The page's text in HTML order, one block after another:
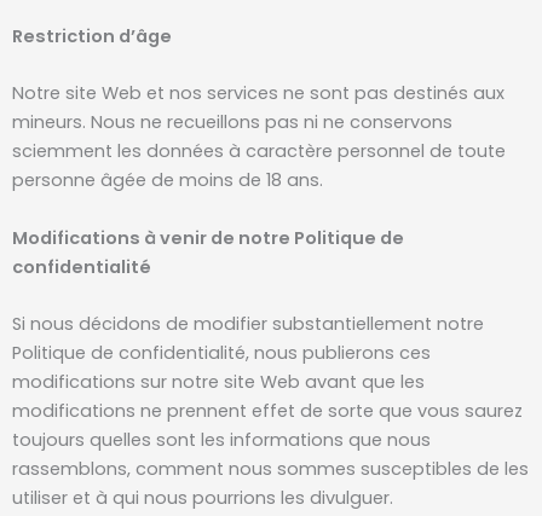
Restriction d’âge
Notre site Web et nos services ne sont pas destinés aux
mineurs. Nous ne recueillons pas ni ne conservons
sciemment les données à caractère personnel de toute
personne âgée de moins de 18 ans.
Modifications à venir de notre Politique de
confidentialité
Si nous décidons de modifier substantiellement notre
Politique de confidentialité, nous publierons ces
modifications sur notre site Web avant que les
modifications ne prennent effet de sorte que vous saurez
toujours quelles sont les informations que nous
rassemblons, comment nous sommes susceptibles de les
utiliser et à qui nous pourrions les divulguer.